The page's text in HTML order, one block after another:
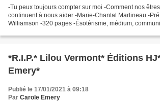
-Tu peux toujours compter sur moi -Comment nos
continuent à nous aider -Marie-Chantal Martineau -
Williamson -320 pages -Ésotérisme, médium,
*R.I.P.* Lilou Vermont* Éditions
Emery*
Publié le 17/01/2021 à 09:18
Par Carole Emery